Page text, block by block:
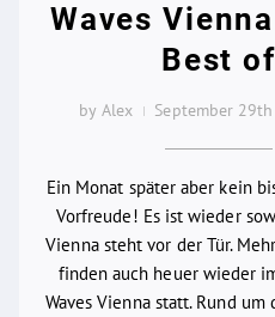
Waves
Best of
by Alex September
Ein Monat später aber kein
Vorfreude! Es ist wieder
Vienna steht vor der Tür.
finden auch heuer wieder
Waves Vienna statt. Rund um